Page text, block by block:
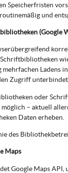
Speicherfristen
und
(Google
Ladens
Zugriff
oder
– aktuell
Daten erheben.
des
Maps
Google Maps